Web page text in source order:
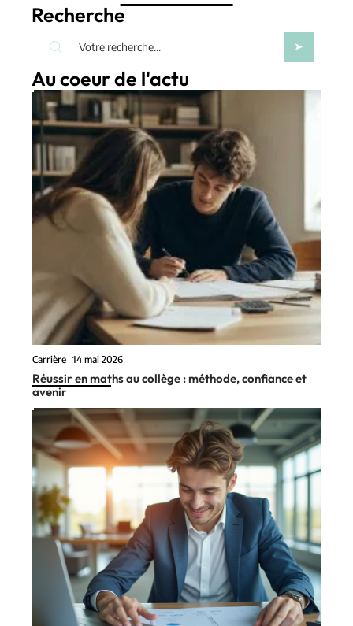
Recherche
Au coeur de l'actu
Carrière 14 mai 2026
Réussir en maths au collège : méthode, confiance et
avenir